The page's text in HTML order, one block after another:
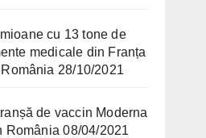
cu 13 tone de
medicale din Franța
28/10/2021
de vaccin Moderna
România 08/04/2021